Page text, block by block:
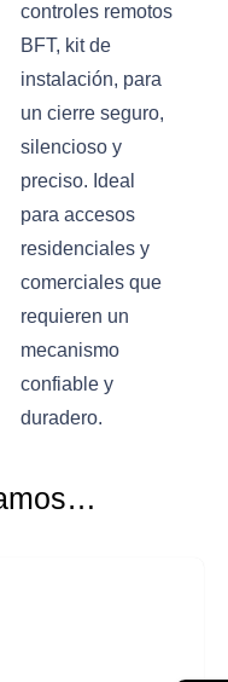
controles remotos
BFT, kit de
instalación, para
un cierre seguro,
silencioso y
preciso. Ideal
para accesos
residenciales y
comerciales que
requieren un
mecanismo
confiable y
duradero.